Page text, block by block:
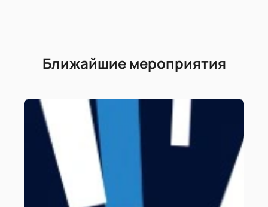
Ближайшие мероприятия